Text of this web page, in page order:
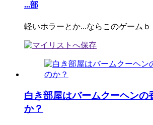
...部
軽いホラーとか...ならこのゲームｂ
白き部屋はバームクーヘンの
か？